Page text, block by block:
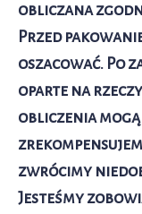
obliczana
Przed
oszacować. Po
oparte na
obliczenia mogą
zwrócimy
Jesteśmy